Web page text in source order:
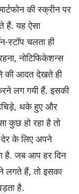
की स्क्रीन पर
हैं. यह ऐसा
स्टॉप चलता ही
नोटिफिकेशन्स
की आदत देखते ही
लग गयी हैं. इसकी
थके हुए और
कुछ हो रहा है तो
देर के लिए अपने
है. जब आप हर दिन
लगते हैं, तो इसका
है.